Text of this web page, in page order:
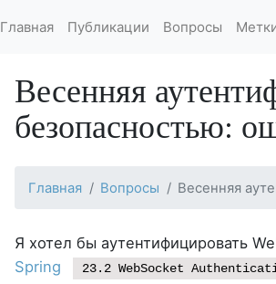
Главная Публикации Вопросы
Весенняя
безопасностью:
Главная Вопросы Весенняя
Я хотел бы аутентифицировать
Spring
23.2 WebSocket